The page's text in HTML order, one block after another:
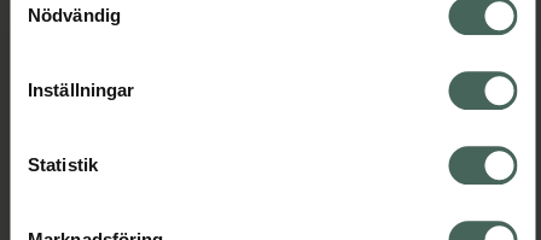
återkalla ditt samtycke via webbplatsens
cookieinställningar. Ett återkallat samtycke påverkar inte
lagligheten av behandling som skett innan återkallelsen.
Nödvändig
Inställningar
Statistik